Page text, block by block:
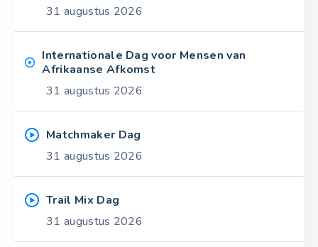
31 augustus 2026
Internationale Dag voor Mensen van
Afrikaanse Afkomst
31 augustus 2026
Matchmaker Dag
31 augustus 2026
Trail Mix Dag
31 augustus 2026